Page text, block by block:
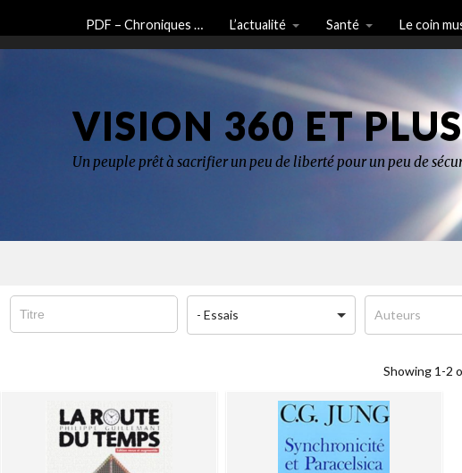
PDF – Chroniques … L’actualité Santé Le coin
VISION 360 ET PLUS
Un peuple prêt à sacrifier un peu de liberté pour un peu de
- Essais
Showing 1-2